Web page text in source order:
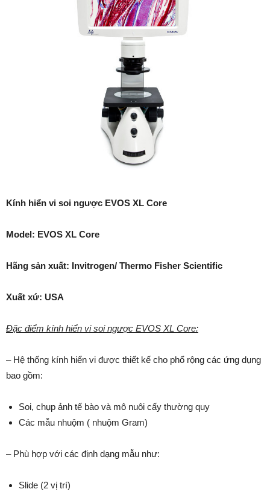
Kính hiển vi soi ngược EVOS XL Core
Model: EVOS XL Core
Hãng sản xuất: Invitrogen/ Thermo Fisher Scientific
Xuất xứ: USA
Đặc điểm kính hiển vi soi ngược EVOS XL Core:
– Hệ thống kính hiển vi được thiết kế cho phổ rộng các ứng dụng
bao gồm:
Soi, chụp ảnh tế bào và mô nuôi cấy thường quy
Các mẫu nhuộm ( nhuộm Gram)
– Phù hợp với các định dạng mẫu như:
Slide (2 vị trí)